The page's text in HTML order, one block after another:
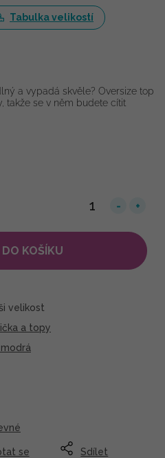
KOŠÍKU
Tabulka velikostí
a vypadá skvěle? Oversize top
takže se v něm budete cítit
se Sdílet
velikost
a topy